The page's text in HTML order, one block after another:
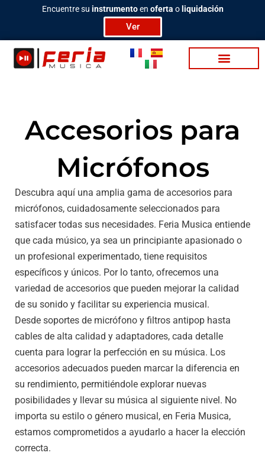
Encuentre su instrumentoen oferta o liquidación
Ver
Accesorios para
Micrófonos
Descubra aquí una amplia gama de accesorios para
micrófonos, cuidadosamente seleccionados para
satisfacer todas sus necesidades. Feria Musica entiende
que cada músico, ya sea un principiante apasionado o
un profesional experimentado, tiene requisitos
específicos y únicos. Por lo tanto, ofrecemos una
variedad de accesorios que pueden mejorar la calidad
de su sonido y facilitar su experiencia musical.
Desde soportes de micrófono y filtros antipop hasta
cables de alta calidad y adaptadores, cada detalle
cuenta para lograr la perfección en su música. Los
accesorios adecuados pueden marcar la diferencia en
su rendimiento, permitiéndole explorar nuevas
posibilidades y llevar su música al siguiente nivel. No
importa su estilo o género musical, en Feria Musica,
estamos comprometidos a ayudarlo a hacer la elección
correcta.